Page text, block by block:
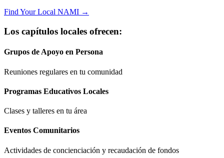
Find Your Local NAMI →
Los capítulos locales ofrecen:
Grupos de Apoyo en Persona
Reuniones regulares en tu comunidad
Programas Educativos Locales
Clases y talleres en tu área
Eventos Comunitarios
Actividades de concienciación y recaudación de fondos